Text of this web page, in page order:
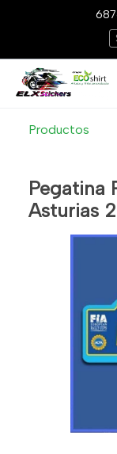
Productos
Pegatina
Asturias